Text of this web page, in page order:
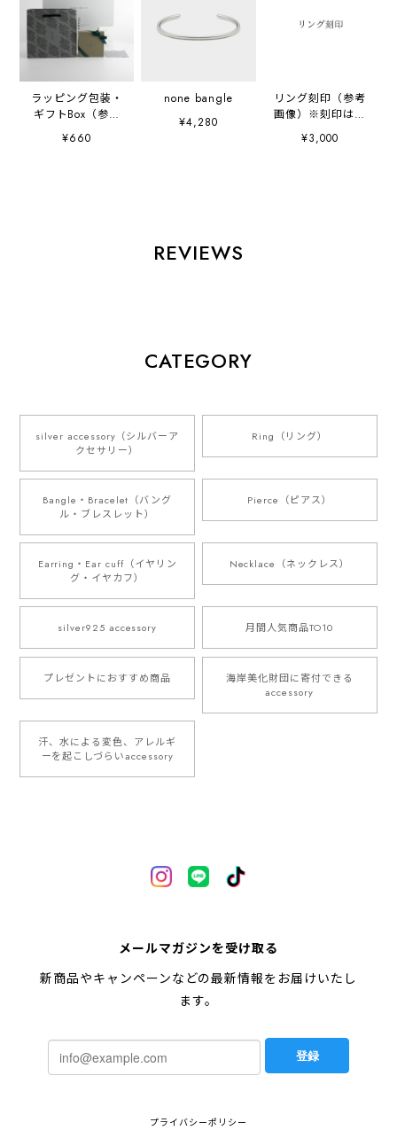
ラッピング包装・
ギフトBox（参考
画像）
¥660
none bangle
¥4,280
リング刻印（参考
画像）※刻印は商
品ページのオプシ
ョンよりご購入く
¥3,000
REVIEWS
CATEGORY
silver accessory（シルバーア
クセサリー）
Ring（リング）
Bangle・Bracelet（バング
ル・ブレスレット）
Pierce（ピアス）
Earring・Ear cuff（イヤリン
グ・イヤカフ）
Necklace（ネックレス）
silver925 accessory 月間人気商品TO10
プレゼントにおすすめ商品
海岸美化財団に寄付できる
accessory
汗、水による変色、アレルギ
ーを起こしづらいaccessory
メールマガジンを受け取る
新商品やキャンペーンなどの最新情報をお届けいたし
ます。
登録
プライバシーポリシー